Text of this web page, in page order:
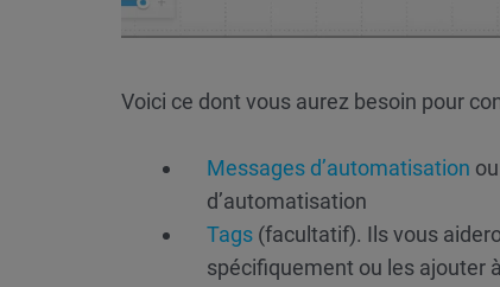
Voici ce dont vous aurez besoin pour
Messages d’automatisation
d’automatisation
Tags (facultatif). Ils vous
spécifiquement ou les ajouter